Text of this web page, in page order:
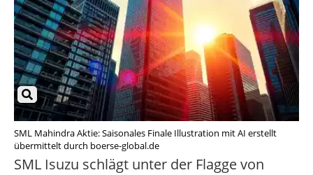
SML Mahindra Aktie: Saisonales Finale Illustration mit AI erstellt
übermittelt durch boerse-global.de
SML Isuzu schlägt unter der Flagge von